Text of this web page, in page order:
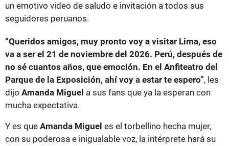
un emotivo video de saludo e invitación a todos sus
seguidores peruanos.
“Queridos amigos, muy pronto voy a visitar Lima, eso
va a ser el 21 de noviembre del 2026. Perú, después de
no sé cuantos años, que emoción. En el Anfiteatro del
Parque de la Exposición, ahí voy a estar te espero”, les
dijo Amanda Miguel a sus fans que ya la esperan con
mucha expectativa.
Y es que Amanda Miguel es el torbellino hecha mujer,
con su poderosa e inigualable voz, la intérprete hará su